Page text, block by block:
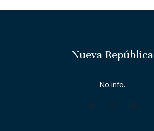
Nueva República
No info.